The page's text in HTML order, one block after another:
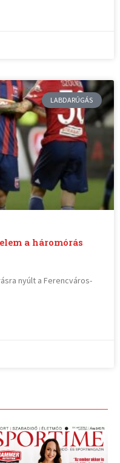
LABDARÚGÁS
a háromórás
nyúlt a Ferencváros-